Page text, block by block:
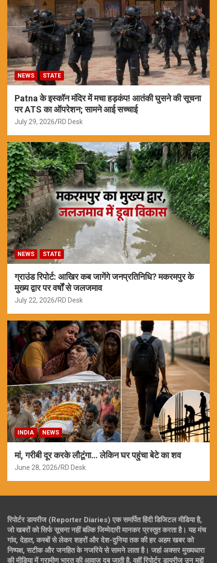
NEWS STATE
Patna के इस्कॉन मंदिर में मचा हड़कंप! आतंकी घुसने की सूचना
पर ATS का ऑपरेशन; सामने आई सच्चाई
July 29, 2026 RD Desk
NEWS STATE
ग्राउंड रिपोर्ट: आखिर कब जागेंगे जनप्रतिनिधि? मकरमपुर के
मुख्य द्वार पर वर्षों से जलजमाव
July 22, 2026 RD Desk
INDIA NEWS
मां, गरीबी दूर करके लौटूंगा… लेकिन घर पहुंचा बेटे का शव
June 28, 2026 RD Desk
रिपोर्टर डायरीज (Reporter Diaries) एक समर्पित हिंदी डिजिटल मीडिया है,
जो खबरों को सिर्फ सूचना नहीं बल्कि जिम्मेदारी मानकर प्रस्तुत करता है। यह मंच
गांव, देहात, कस्बों से लेकर शहरों और देश-दुनिया तक की हर अहम खबर को
निष्पक्ष, सटीक और जनहित के नजरिये से सामने लाता है। जहां अक्सर मुख्यधारा
की मीडिया में ग्रामीण भारत की आवाज़ दब जाती है, वहीं रिपोर्टर डायरीज उन मुद्दों